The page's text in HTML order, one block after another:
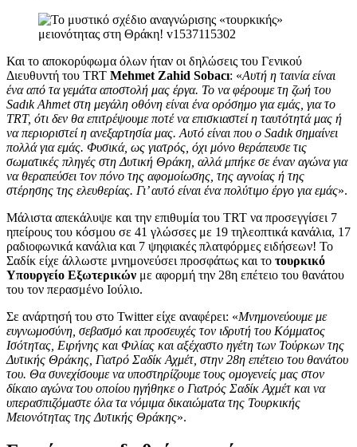
Και το αποκορύφωμα όλων ήταν οι δηλώσεις του Γενικού
Διευθυντή του TRT Mehmet Zahid Sobacı: «Αυτή η ταινία είναι
ένα από τα γεμάτα αποστολή μας έργα. Το να φέρουμε τη ζωή του
Sadık Ahmet στη μεγάλη οθόνη είναι ένα ορόσημο για εμάς, για το
TRT, ότι δεν θα επιτρέψουμε ποτέ να επισκιαστεί η ταυτότητά μας ή
να περιοριστεί η ανεξαρτησία μας. Αυτό είναι που ο Sadık σημαίνει
πολλά για εμάς. Φυσικά, ως γιατρός, όχι μόνο θεράπευσε τις
σωματικές πληγές στη Δυτική Θράκη, αλλά μπήκε σε έναν αγώνα για
να θεραπεύσει τον πόνο της αφομοίωσης, της αγνοίας ή της
στέρησης της ελευθερίας. Γι’ αυτό είναι ένα πολύτιμο έργο για εμάς».
Μάλιστα απεκάλυψε και την επιθυμία του TRT να προσεγγίσει 7
ηπείρους του κόσμου σε 41 γλώσσες με 19 τηλεοπτικά κανάλια, 17
ραδιοφωνικά κανάλια και 7 ψηφιακές πλατφόρμες ειδήσεων! Το
Σαδίκ είχε άλλωστε μνημονεύσει προσφάτως και το τουρκικό
Υπουργείο Εξωτερικών με αφορμή την 28η επέτειο του θανάτου
του τον περασμένο Ιούλιο.
Σε ανάρτησή του στο Twitter είχε αναφέρει: «Μνημονεύουμε με
ευγνωμοσύνη, σεβασμό και προσευχές τον ιδρυτή του Κόμματος
Ισότητας, Ειρήνης και Φιλίας και αξέχαστο ηγέτη των Τούρκων της
Δυτικής Θράκης, Γιατρό Σαδίκ Αχμέτ, στην 28η επέτειο του θανάτου
του. Θα συνεχίσουμε να υποστηρίζουμε τους ομογενείς μας στον
δίκαιο αγώνα του οποίου ηγήθηκε ο Γιατρός Σαδίκ Αχμέτ και να
υπερασπιζόμαστε όλα τα νόμιμα δικαιώματα της Τουρκικής
Μειονότητας της Δυτικής Θράκης».